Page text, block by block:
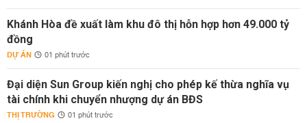
Khánh Hòa đề xuất làm khu đô thị hỗn hợp hơn 49.000 tỷ
đồng
DỰ ÁN 01 phút trước
Đại diện Sun Group kiến nghị cho phép kế thừa nghĩa vụ
tài chính khi chuyển nhượng dự án BĐS
THỊ TRƯỜNG 01 phút trước